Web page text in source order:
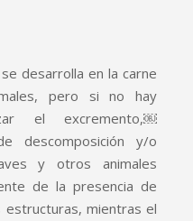
desarrolla en la carne
pero si no hay
el excremento,￼
descomposición y/o
y otros animales
de la presencia de
mientras el